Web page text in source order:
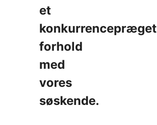
et
konkurrencepræget
forhold
med
vores
søskende.